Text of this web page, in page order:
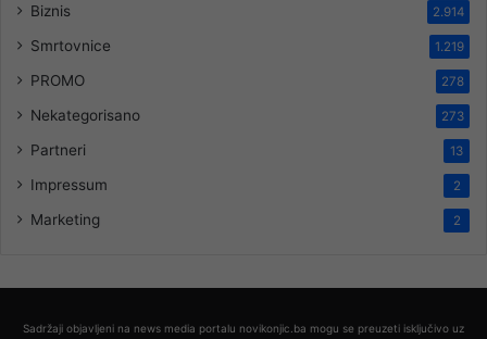
Biznis 2.914
Smrtovnice 1.219
PROMO 278
Nekategorisano 273
Partneri 13
Impressum 2
Marketing 2
Sadržaji objavljeni na news media portalu novikonjic.ba mogu se preuzeti isključivo uz